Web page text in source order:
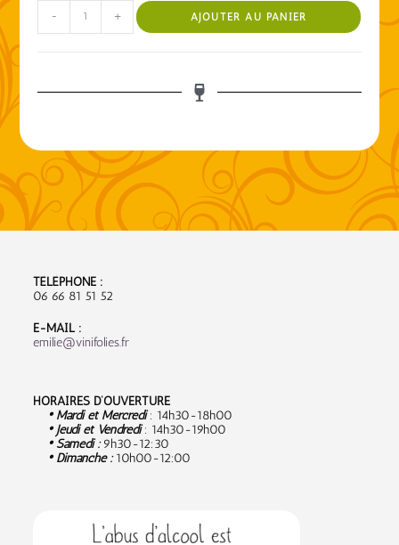
- + AJOUTER AU PANIER
TÉLÉPHONE :
06 66 81 51 52
E-MAIL :
emilie@vinifolies.fr
HORAIRES D’OUVERTURE
• Mardi et Mercredi: 14h30-18h00
• Jeudi et Vendredi: 14h30-19h00
• Samedi :9h30-12:30
• Dimanche :10h00-12:00